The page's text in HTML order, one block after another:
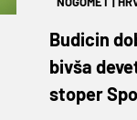
Budicin
bivša
stoper